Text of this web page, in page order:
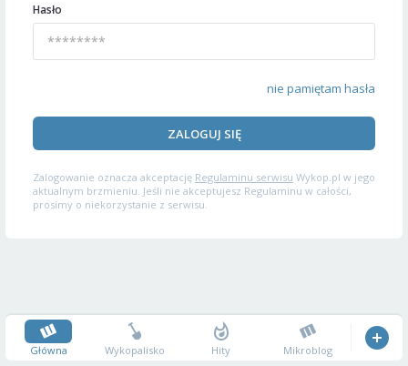
Hasło
nie pamiętam hasła
ZALOGUJ SIĘ
Zalogowanie oznacza akceptację Regulaminu serwisu Wykop.pl w jego
aktualnym brzmieniu. Jeśli nie akceptujesz Regulaminu w całości,
prosimy o niekorzystanie z serwisu.
Główna Wykopalisko Hity Mikroblog